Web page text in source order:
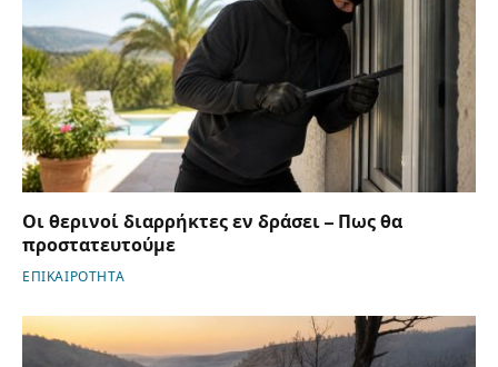
Οι θερινοί διαρρήκτες εν δράσει – Πως θα
προστατευτούμε
ΕΠΙΚΑΙΡΟΤΗΤΑ